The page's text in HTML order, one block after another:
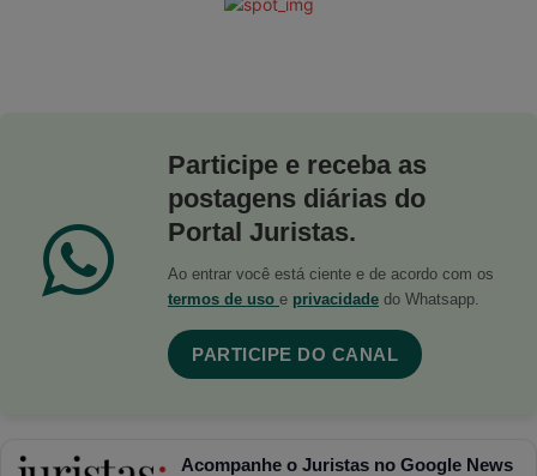
Participe e receba as
postagens diárias do
Portal Juristas.
Ao entrar você está ciente e de acordo com os
termos de uso e privacidade do Whatsapp.
PARTICIPE DO CANAL
Acompanhe o Juristas no Google News